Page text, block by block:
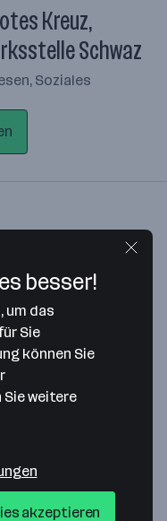
Kreuz,
Schwaz
Soziales
Cookie-
Karte
besser!
um das
Sie
können Sie
Sie weitere
akzeptieren